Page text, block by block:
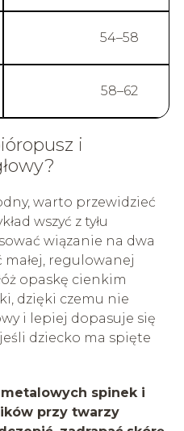
54–58
58–62
i
warto przewidzieć
wszyć z tyłu
wiązanie na dwa
regulowanej
opaskę cienkim
dzięki czemu nie
i lepiej dopasuje się
dziecko ma spięte
spinek i
przy twarzy